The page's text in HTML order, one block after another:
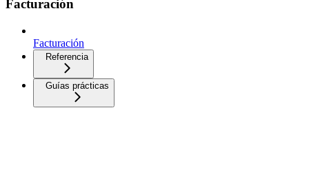
Facturación
Facturación
Referencia
Guías prácticas